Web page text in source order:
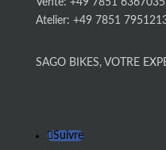
Vente: +49 7851 6367035
Atelier: +49 7851
SAGO BIKES, VOTRE
Suivre